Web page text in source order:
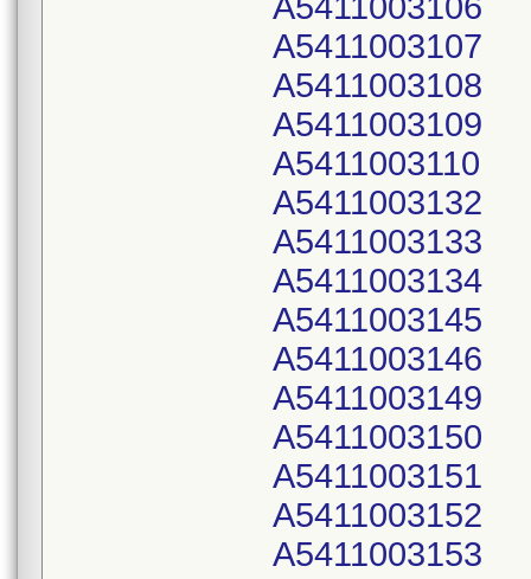
A5411003107
A5411003108
A5411003109
A5411003110
A5411003132
A5411003133
A5411003134
A5411003145
A5411003146
A5411003149
A5411003150
A5411003151
A5411003152
A5411003153